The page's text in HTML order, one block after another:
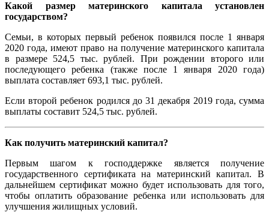
Какой размер материнского капитала установлен
государством?
Семьи, в которых первый ребенок появился после 1 января
2020 года, имеют право на получение материнского капитала
в размере 524,5 тыс. рублей. При рождении второго или
последующего ребенка (также после 1 января 2020 года)
выплата составляет 693,1 тыс. рублей.
Если второй ребенок родился до 31 декабря 2019 года, сумма
выплаты составит 524,5 тыс. рублей.
Как получить материнский капитал?
Первым шагом к господдержке является получение
государственного сертификата на материнский капитал. В
дальнейшем сертификат можно будет использовать для того,
чтобы оплатить образование ребенка или использовать для
улучшения жилищных условий.